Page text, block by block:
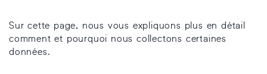
Sur cette page, nous vous expliquons plus en détail
comment et pourquoi nous collectons certaines
données.